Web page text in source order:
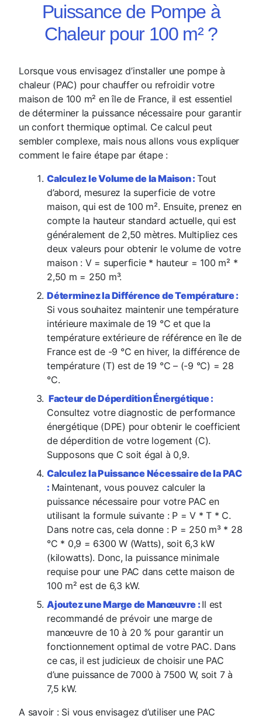
Puissance de Pompe à
Chaleur pour 100 m² ?
Lorsque vous envisagez d’installer une pompe à
chaleur (PAC) pour chauffer ou refroidir votre
maison de 100 m² en île de France, il est essentiel
de déterminer la puissance nécessaire pour garantir
un confort thermique optimal. Ce calcul peut
sembler complexe, mais nous allons vous expliquer
comment le faire étape par étape :
Calculez le Volume de la Maison : Tout
d’abord, mesurez la superficie de votre
maison, qui est de 100 m². Ensuite, prenez en
compte la hauteur standard actuelle, qui est
généralement de 2,50 mètres. Multipliez ces
deux valeurs pour obtenir le volume de votre
maison : V = superficie * hauteur = 100 m² *
2,50 m = 250 m³.
Déterminez la Différence de Température :
Si vous souhaitez maintenir une température
intérieure maximale de 19 °C et que la
température extérieure de référence en île de
France est de -9 °C en hiver, la différence de
température (T) est de 19 °C – (-9 °C) = 28
°C.
Facteur de Déperdition Énergétique :
Consultez votre diagnostic de performance
énergétique (DPE) pour obtenir le coefficient
de déperdition de votre logement (C).
Supposons que C soit égal à 0,9.
Calculez la Puissance Nécessaire de la PAC
: Maintenant, vous pouvez calculer la
puissance nécessaire pour votre PAC en
utilisant la formule suivante : P = V * T * C.
Dans notre cas, cela donne : P = 250 m³ * 28
°C * 0,9 = 6300 W (Watts), soit 6,3 kW
(kilowatts). Donc, la puissance minimale
requise pour une PAC dans cette maison de
100 m² est de 6,3 kW.
Ajoutez une Marge de Manœuvre : Il est
recommandé de prévoir une marge de
manœuvre de 10 à 20 % pour garantir un
fonctionnement optimal de votre PAC. Dans
ce cas, il est judicieux de choisir une PAC
d’une puissance de 7000 à 7500 W, soit 7 à
7,5 kW.
A savoir : Si vous envisagez d’utiliser une PAC